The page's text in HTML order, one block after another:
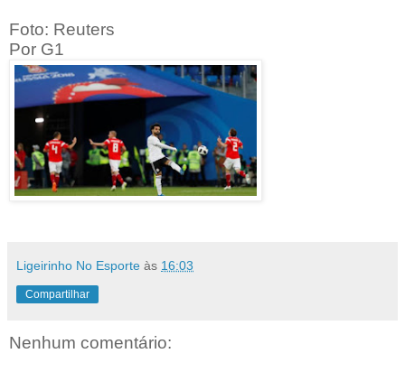
Foto: Reuters
Por G1
Ligeirinho No Esporte às 16:03
Compartilhar
Nenhum comentário: